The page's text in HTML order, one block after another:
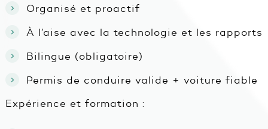
Organisé et proactif
À l’aise avec la technologie et les rapports
Bilingue (obligatoire)
Permis de conduire valide + voiture fiable
Expérience et formation :